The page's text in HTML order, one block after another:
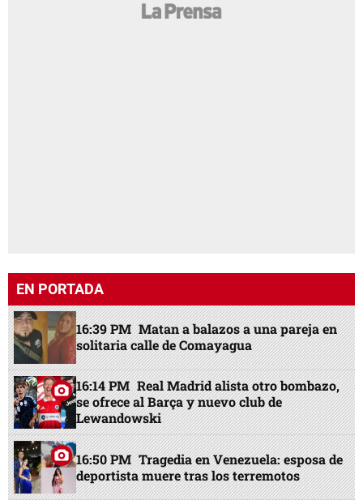
EN PORTADA
16:39 PM Matan a balazos a una pareja en
solitaria calle de Comayagua
16:14 PM Real Madrid alista otro bombazo,
se ofrece al Barça y nuevo club de
Lewandowski
16:50 PM Tragedia en Venezuela: esposa de
deportista muere tras los terremotos